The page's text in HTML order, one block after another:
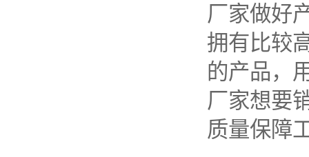
厂家做好
拥有比较
的产品，
厂家想要
质量保障